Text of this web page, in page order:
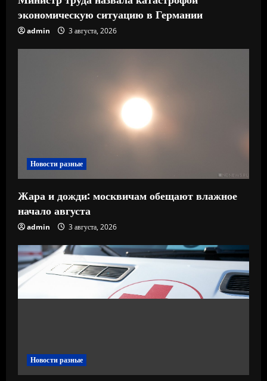
экономическую ситуацию в Германии
admin 3 августа, 2026
Новости разные
Жара и дожди: москвичам обещают влажное
начало августа
admin 3 августа, 2026
Новости разные